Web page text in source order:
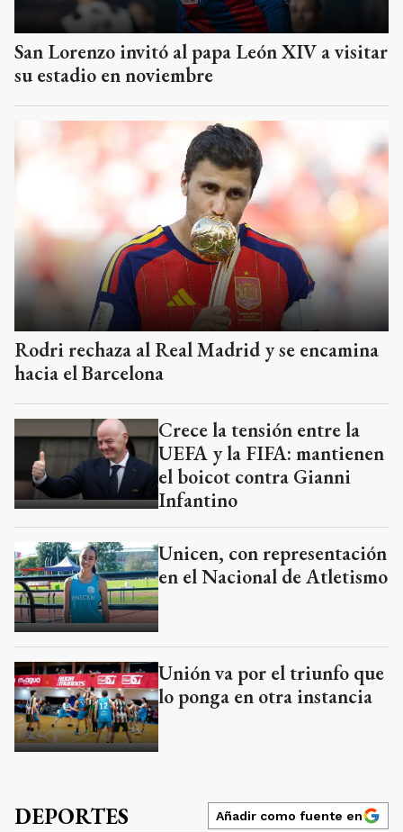
San Lorenzo invitó al papa León XIV a visitar
su estadio en noviembre
Rodri rechaza al Real Madrid y se encamina
hacia el Barcelona
Crece la tensión entre la
UEFA y la FIFA: mantienen
el boicot contra Gianni
Infantino
Unicen, con representación
en el Nacional de Atletismo
Unión va por el triunfo que
lo ponga en otra instancia
DEPORTES Añadir como fuente en